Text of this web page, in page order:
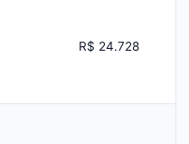
R$ 24.728